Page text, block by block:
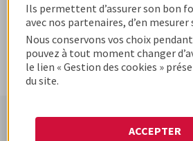
Ils permettent d’assurer son bon
avec nos partenaires, d’en mesurer
Nous conservons vos choix
pouvez à tout moment changer
le lien « Gestion des cookies »
du site.
ACCEPTER